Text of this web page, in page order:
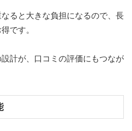
ると大きな負担になるので、長
です。
計が、口コミの評価にもつなが